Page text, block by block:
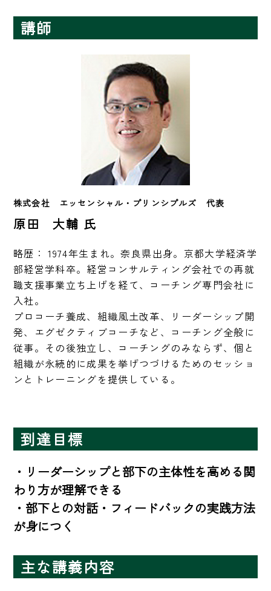
講師
株式会社　エッセンシャル・プリンシプルズ　代表
原田 大輔 氏
略歴： 1974年生まれ。奈良県出身。京都大学経済学
部経営学科卒。経営コンサルティング会社での再就
職支援事業立ち上げを経て、コーチング専門会社に
入社。
プロコーチ養成、組織風土改革、リーダーシップ開
発、エグゼクティブコーチなど、コーチング全般に
従事。その後独立し、コーチングのみならず、個と
組織が永続的に成果を挙げつづけるためのセッショ
ンとトレーニングを提供している。
到達目標
・リーダーシップと部下の主体性を高める関
わり方が理解できる
・部下との対話・フィードバックの実践方法
が身につく
主な講義内容